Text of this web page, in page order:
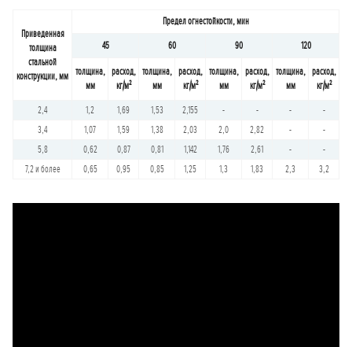
Приведенная
толщина
стальной
конструкции, мм
Предел огнестойкости, мин
45
60 90 120
толщина,
мм
расход,
кг/м²
толщина,
мм
расход,
кг/м²
толщина,
мм
расход,
кг/м²
толщина,
мм
расход,
кг/м²
2,4
1,2 1,69 1,53 2,155 - - -
-
3,4
1,07 1,59 1,38 2,03 2,0 2,82 -
-
5,8
0,62 0,87 0,81 1,142 1,76 2,61 -
-
7,2 и более
0,65 0,95 0,85 1,25 1,3 1,83 2,3 3,2